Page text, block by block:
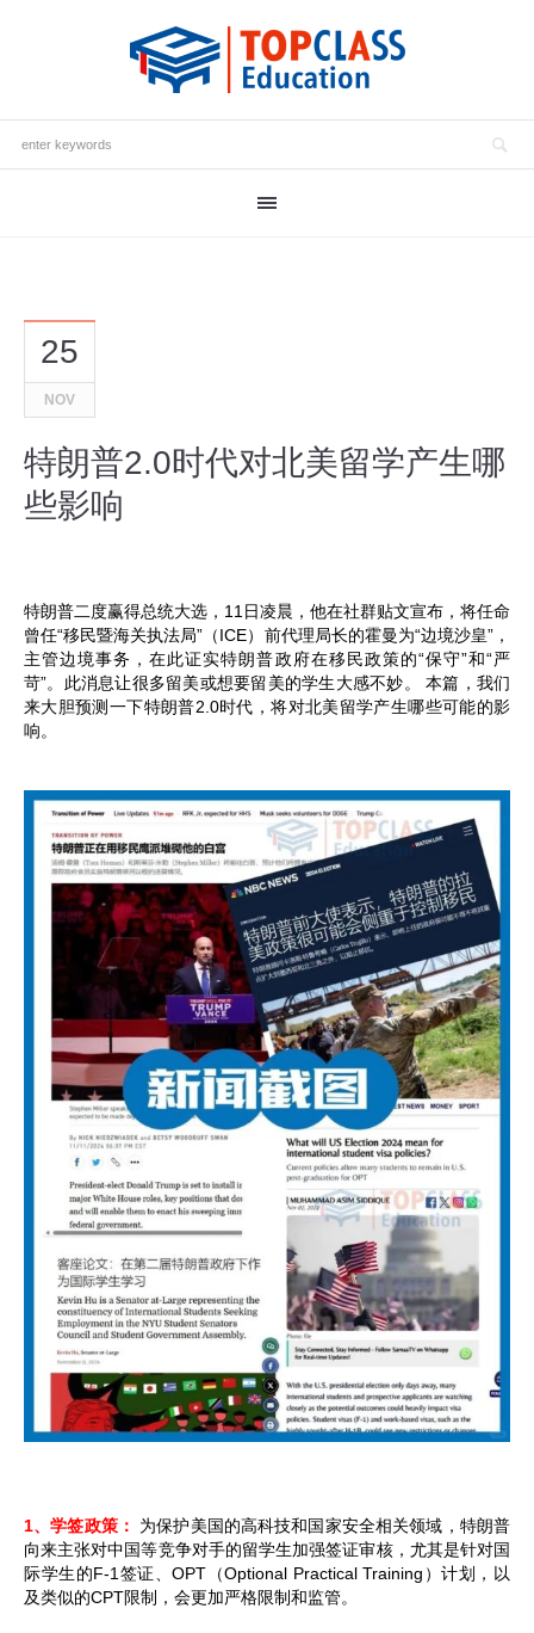
25
NOV
特朗普2.0时代对北美留学产生哪
些影响
特朗普二度赢得总统大选，11日凌晨，他在社群贴文宣布，将任命
曾任“移民暨海关执法局”（ICE）前代理局长的霍曼为“边境沙皇”，
主管边境事务，在此证实特朗普政府在移民政策的“保守”和“严
苛”。此消息让很多留美或想要留美的学生大感不妙。 本篇，我们
来大胆预测一下特朗普2.0时代，将对北美留学产生哪些可能的影
响。
1、学签政策：
为保护美国的高科技和国家安全相关领域，特朗普
向来主张对中国等竞争对手的留学生加强签证审核，尤其是针对国
际学生的F-1签证、OPT（Optional Practical Training）计划，以
及类似的CPT限制，会更加严格限制和监管。